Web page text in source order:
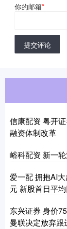
你的邮箱*
提交评论
信康配资 粤开
融资体制改革
峪科配资 新一
爱一配 拥抱AI
元 新股首日平
东兴证券 身价
曼联决定放弃跟